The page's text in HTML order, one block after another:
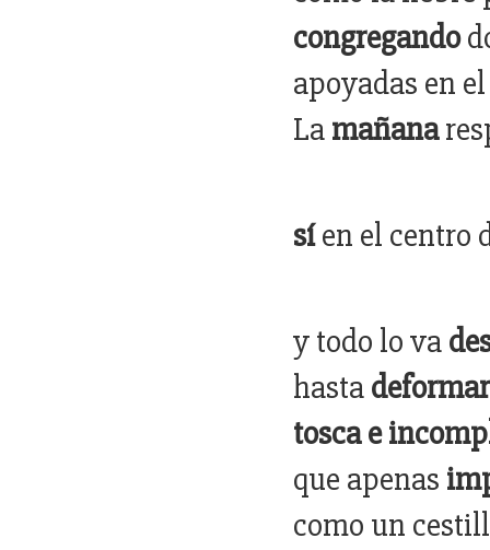
congregando
apoyadas en
Lamañana
síen el centro
y todo lo va
hasta
tosca e
que apenas
como un